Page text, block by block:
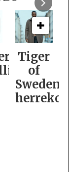
Slik
er
dame­